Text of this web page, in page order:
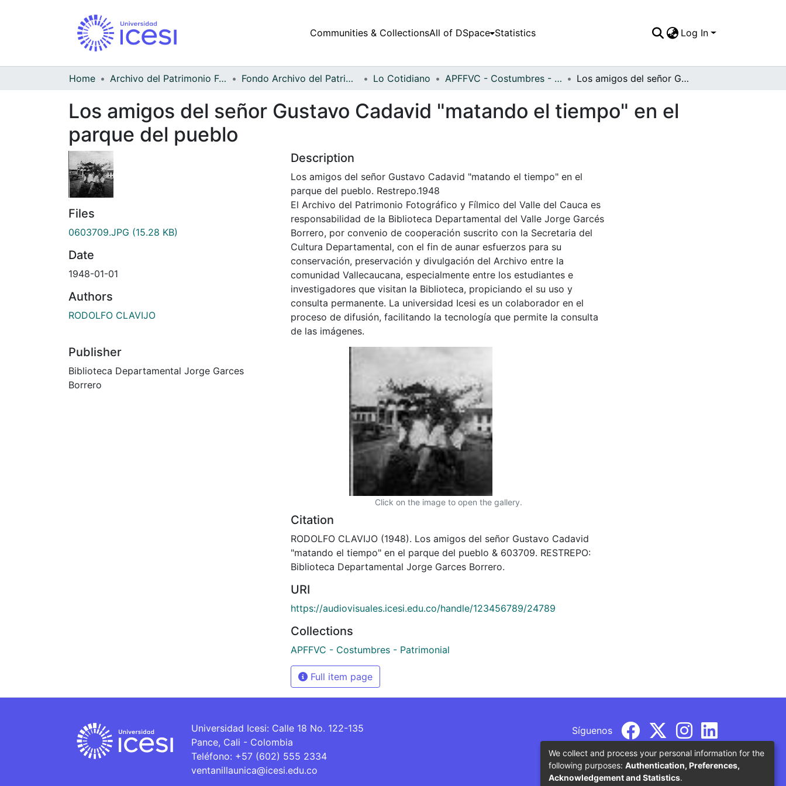
Communities & CollectionsAll of DSpace Statistics Log In
Home Archivo del Patrimonio Fotográfico y Fílmico del Valle del Cauca Fondo Archivo del Patrimonio Fotográfico y Fílmico del Valle del Cauca Lo Cotidiano APFFVC - Costumbres - Patrimonial Los amigos del señor Gustavo Cadavid "matando el tiempo" en el parque del pueblo
Los amigos del señor Gustavo Cadavid "matando el tiempo" en el
parque del pueblo
Files
0603709.JPG (15.28 KB)
Date
1948-01-01
Authors
RODOLFO CLAVIJO
Publisher
Biblioteca Departamental Jorge Garces
Borrero
Description
Los amigos del señor Gustavo Cadavid "matando el tiempo" en el
parque del pueblo. Restrepo.1948
El Archivo del Patrimonio Fotográfico y Fílmico del Valle del Cauca es
responsabilidad de la Biblioteca Departamental del Valle Jorge Garcés
Borrero, por convenio de cooperación suscrito con la Secretaria del
Cultura Departamental, con el fin de aunar esfuerzos para su
conservación, preservación y divulgación del Archivo entre la
comunidad Vallecaucana, especialmente entre los estudiantes e
investigadores que visitan la Biblioteca, propiciando el su uso y
consulta permanente. La universidad Icesi es un colaborador en el
proceso de difusión, facilitando la tecnología que permite la consulta
de las imágenes.
Click on the image to open the gallery.
Citation
RODOLFO CLAVIJO (1948). Los amigos del señor Gustavo Cadavid
"matando el tiempo" en el parque del pueblo & 603709. RESTREPO:
Biblioteca Departamental Jorge Garces Borrero.
URI
https://audiovisuales.icesi.edu.co/handle/123456789/24789
Collections
APFFVC - Costumbres - Patrimonial
Full item page
Universidad Icesi: Calle 18 No. 122-135
Pance, Cali - Colombia
Teléfono: +57 (602) 555 2334
ventanillaunica@icesi.edu.co
Síguenos
We collect and process your personal information for the
following purposes: Authentication, Preferences,
Acknowledgement and Statistics.